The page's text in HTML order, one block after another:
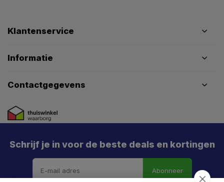
Klantenservice
Informatie
Contactgegevens
Schrijf je in voor de beste deals en kortingen
Abonneer